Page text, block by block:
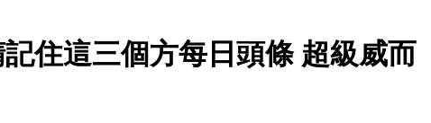
住這三個方每日頭條 超級威而